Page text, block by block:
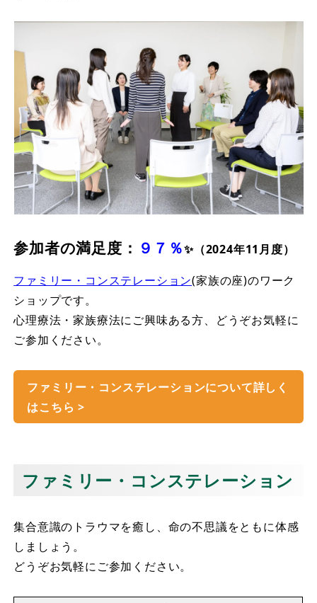
参加者の満足度： ９７％✨（2024年11月度）
ファミリー・コンステレーション(家族の座)のワーク
ショップです。
心理療法・家族療法にご興味ある方、どうぞお気軽に
ご参加ください。
ファミリー・コンステレーションについて詳しく
はこちら >
ファミリー・コンステレーション
集合意識のトラウマを癒し、命の不思議をともに体感
しましょう。
どうぞお気軽にご参加ください。